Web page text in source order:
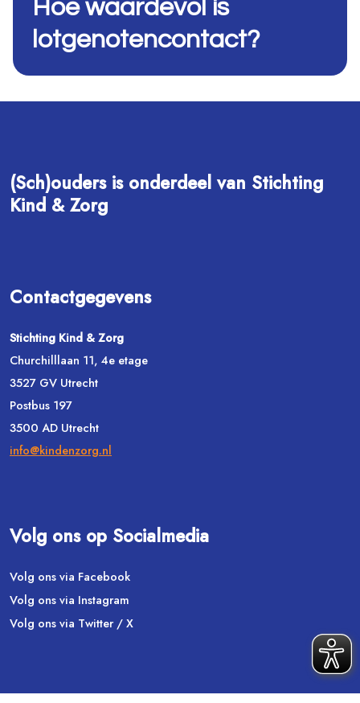
Hoe waardevol is
lotgenotencontact?
(Sch)ouders is onderdeel van Stichting
Kind & Zorg
Contactgegevens
Stichting Kind & Zorg
Churchilllaan 11, 4e etage
3527 GV Utrecht
Postbus 197
3500 AD Utrecht
info@kindenzorg.nl
Volg ons op Socialmedia
Volg ons via Facebook
Volg ons via Instagram
Volg ons via Twitter / X